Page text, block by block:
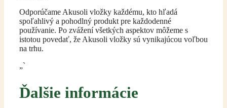
Odporúčame Akusoli vložky každému, kto hľadá
spoľahlivý a pohodlný produkt pre každodenné
používanie. Po zvážení všetkých aspektov môžeme s
istotou povedať, že Akusoli vložky sú vynikajúcou voľbou
na trhu.
„`
Ďalšie informácie